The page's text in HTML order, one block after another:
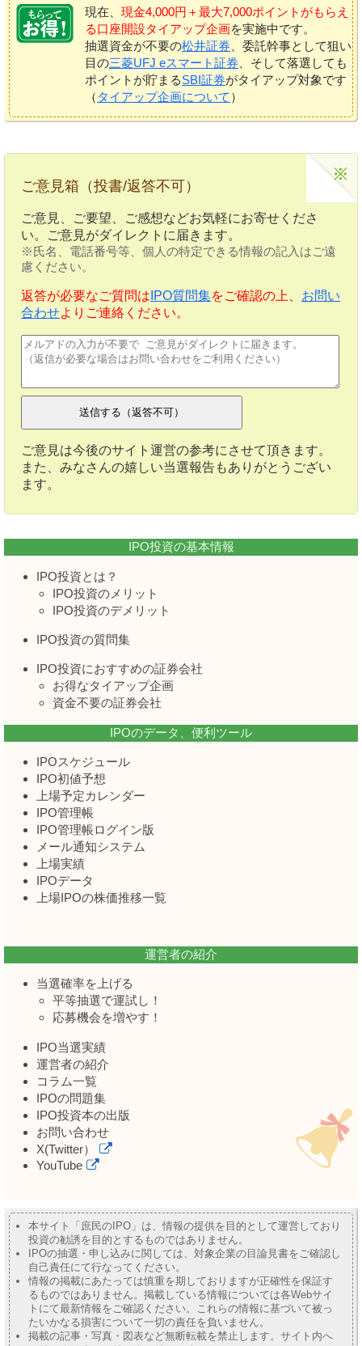
現在、 現金4,000円＋最大7,000ポイントがもらえ
る口座開設タイアップ企画を実施中です。
抽選資金が不要の松井証券 、委託幹事として狙い
目の三菱UFJ eスマート証券 、そして落選しても
ポイントが貯まるSBI証券がタイアップ対象です
（ タイアップ企画について ）
ご意見箱（投書/返答不可）
ご意見、ご要望、ご感想などお気軽にお寄せくださ
い。ご意見がダイレクトに届きます。
※氏名、電話番号等、個人の特定できる情報の記入はご遠
慮ください。
返答が必要なご質問は IPO質問集をご確認の上、 お問い
合わせよりご連絡ください。
ご意見は今後のサイト運営の参考にさせて頂きます。
また、みなさんの嬉しい当選報告もありがとうござい
ます。
IPO投資の基本情報
IPO投資とは？
IPO投資のメリット
IPO投資のデメリット
IPO投資の質問集
IPO投資におすすめの証券会社
お得なタイアップ企画
資金不要の証券会社
IPOのデータ、便利ツール
IPOスケジュール
IPO初値予想
上場予定カレンダー
IPO管理帳
IPO管理帳ログイン版
メール通知システム
上場実績
IPOデータ
上場IPOの株価推移一覧
運営者の紹介
当選確率を上げる
平等抽選で運試し！
応募機会を増やす！
IPO当選実績
運営者の紹介
コラム一覧
IPOの問題集
IPO投資本の出版
お問い合わせ
X(Twitter）
YouTube
本サイト「庶民のIPO」は、情報の提供を目的として運営しており
投資の勧誘を目的とするものではありません。
IPOの抽選・申し込みに関しては、対象企業の目論見書をご確認し
自己責任にて行なってください。
情報の掲載にあたっては慎重を期しておりますが正確性を保証す
るものではありません。掲載している情報については各Webサイ
トにて最新情報をご確認ください。これらの情報に基づいて被っ
たいかなる損害について一切の責任を負いません。
掲載の記事・写真・図表など無断転載を禁止します。サイト内へ